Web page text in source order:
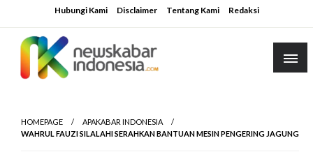
to
content
Hubungi Kami Disclaimer Tentang Kami Redaksi
HOMEPAGE
APAKABAR INDONESIA
WAHRUL FAUZI SILALAHI SERAHKAN BANTUAN MESIN PENGERING JAGUNG